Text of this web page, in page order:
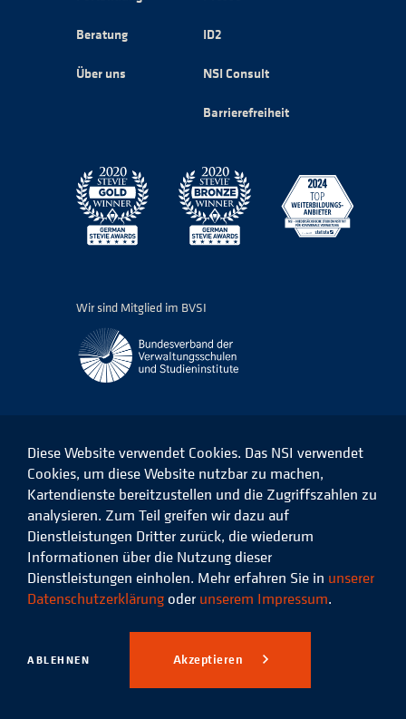
Beratung
Über uns
ID2
NSI Consult
Barrierefreiheit
Wir sind Mitglied im BVSI
Das
NSI
Facebook
Das
NSI
auf
LinkedIn
Das
NSI
auf
Instagram
Das
Xing
© 2026 Niedersächsisches
Studieninstitut für kommunale
Verwaltung e.V.
Datenschutz Impressum
Diese Website verwendet Cookies. Das NSI verwendet
Cookies, um diese Website nutzbar zu machen,
Kartendienste bereitzustellen und die Zugriffszahlen zu
analysieren. Zum Teil greifen wir dazu auf
Dienstleistungen Dritter zurück, die wiederum
Informationen über die Nutzung dieser
Dienstleistungen einholen. Mehr erfahren Sie in unserer
Datenschutzerklärung oder unserem Impressum.
ABLEHNEN Akzeptieren